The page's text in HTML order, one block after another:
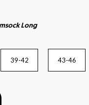
Long
39-42 43-46